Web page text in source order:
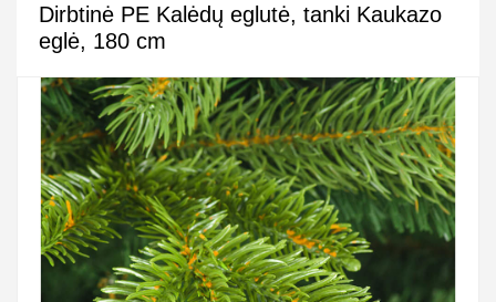
Dirbtinė PE Kalėdų eglutė, tanki Kaukazo
eglė, 180 cm